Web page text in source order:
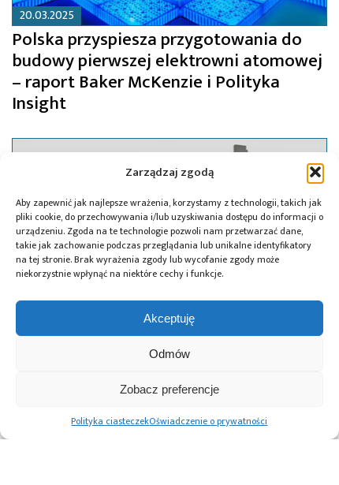
Zarządzaj zgodą
Aby zapewnić jak najlepsze wrażenia, korzystamy z technologii, takich jak
pliki cookie, do przechowywania i/lub uzyskiwania dostępu do informacji o
urządzeniu. Zgoda na te technologie pozwoli nam przetwarzać dane,
takie jak zachowanie podczas przeglądania lub unikalne identyfikatory
na tej stronie. Brak wyrażenia zgody lub wycofanie zgody może
niekorzystnie wpłynąć na niektóre cechy i funkcje.
Akceptuję
Odmów
Zobacz preferencje
Polityka ciasteczekOświadczenie o prywatności
20.03.2025
Polska przyspiesza przygotowania do
budowy pierwszej elektrowni atomowej
– raport Baker McKenzie i Polityka
Insight
Elementy do pierwszej polskiej
elektrowni jądrowej dostarczy włoska
firma Westinghouse Mangiarotti